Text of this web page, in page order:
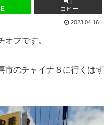
コピー
2023.04.16
フです。
市のチャイナ８に行くはず